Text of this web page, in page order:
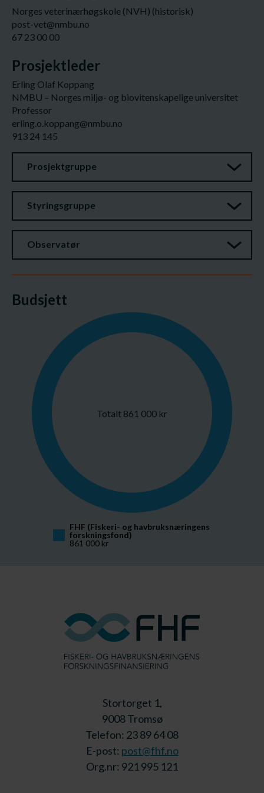
Norges veterinærhøgskole (NVH) (historisk)
post-vet@nmbu.no
67 23 00 00
Prosjektleder
Erling Olaf Koppang
NMBU – Norges miljø- og biovitenskapelige universitet
Professor
erling.o.koppang@nmbu.no
913 24 145
Prosjektgruppe
Styringsgruppe
Observatør
Budsjett
Totalt 861 000 kr
FHF (Fiskeri- og havbruksnæringens
forskningsfond)
861 000 kr
Stortorget 1,
9008 Tromsø
Telefon: 23 89 64 08
E-post: post@fhf.no
Org.nr: 921 995 121